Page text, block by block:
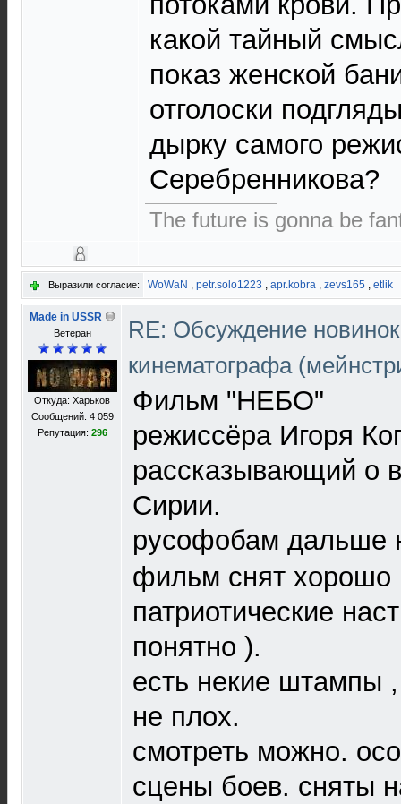
какой тайный
показ женской
отголоски
дырку самого
Серебренникова?
The future is gonna be
Выразили согласие: WoWaN , petr.solo1223 , apr.kobra , zevs165 , etlik
Made in USSR
Ветеран
Откуда: Харьков
Сообщений: 4 059
Репутация: 296
RE: Обсуждение
кинематографа
Фильм "НЕБО"
режиссёра Игоря
рассказывающий о
Сирии.
русофобам дальше
фильм снят хорошо
патриотические
понятно ).
есть некие штампы
не плох.
смотреть можно.
сцены боев. сняты